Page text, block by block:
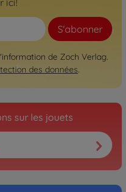
ici!
S'abonner
de Zoch Verlag.
des données.
sur les jouets